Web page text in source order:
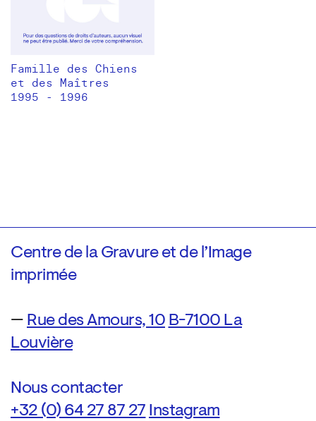
Famille des Chiens
et des Maîtres
1995 - 1996
Centre de la Gravure et de l’Image
imprimée
— Rue des Amours, 10 B-7100 La
Louvière
Nous contacter
+32 (0) 64 27 87 27 Instagram